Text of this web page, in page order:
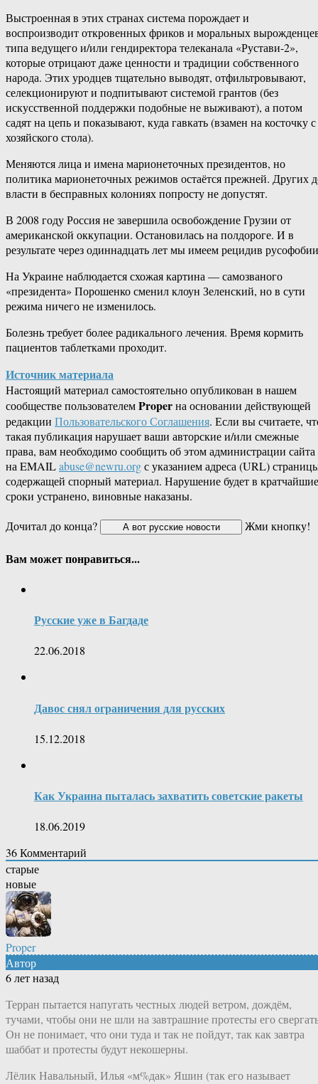
Выстроенная в этих странах система порождает и
воспроизводит откровенных фриков и моральных
типа ведущего и/или гендиректора телеканала «Рустави-2»,
которые отрицают даже ценности и традиции собственного
народа. Этих уродцев тщательно выводят, отфильтровывают,
селекционируют и подпитывают системой грантов (без
искусственной поддержки подобные не выживают), а потом
садят на цепь и показывают, куда гавкать (взамен на косточку с
хозяйского стола).
Меняются лица и имена марионеточных президентов, но
политика марионеточных режимов остаётся прежней. Других
власти в бесправных колониях попросту не допустят.
В 2008 году Россия не завершила освобождение Грузии от
американской оккупации. Остановилась на полдороге. И в
результате через одиннадцать лет мы имеем рецидив
На Украине наблюдается схожая картина — самозваного
«президента» Порошенко сменил клоун Зеленский, но в сути
режима ничего не изменилось.
Болезнь требует более радикального лечения. Время кормить
пациентов таблетками проходит.
Источник материала
Настоящий материал самостоятельно опубликован в нашем
сообществе пользователемProperна основании действующей
редакции Пользовательского Соглашения. Если вы считаете,
такая публикация нарушает ваши авторские и/или смежные
права, вам необходимо сообщить об этом администрации сайта
на EMAILabuse@newru.orgс указанием адреса (URL)
содержащей спорный материал. Нарушение будет в кратчайшие
сроки устранено, виновные наказаны.
Дочитал до конца?
Жми кнопку!
Вам может понравиться...
Русские уже в Багдаде
22.06.2018
Давос снял ограничения для русских
15.12.2018
Как Украина пыталась захватить советские ракеты
18.06.2019
36Комментарий
старые
новые
Proper
Автор
6 лет назад
Терран пытается напугать честных людей ветром, дождём,
тучами, чтобы они не шли на завтрашние протесты его
Он не понимает, что они туда и так не пойдут, так как завтра
шаббат и протесты будут некошерны.
Лёлик Навальный, Илья «м%дак» Яшин (так его называет